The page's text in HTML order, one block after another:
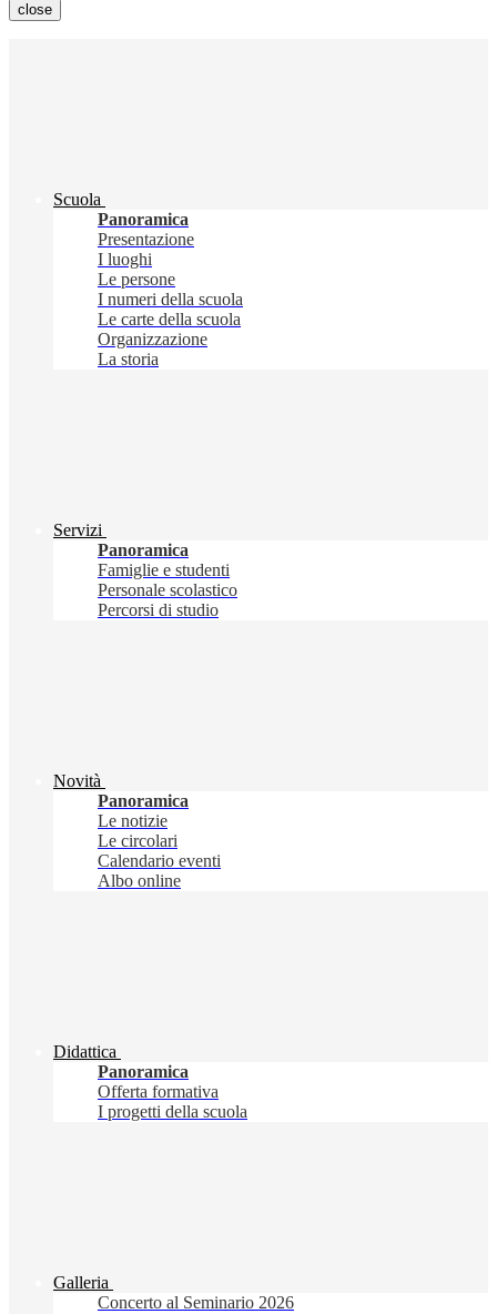
close
Scuola
Panoramica
Presentazione
I luoghi
Le persone
I numeri della scuola
Le carte della scuola
Organizzazione
La storia
Servizi
Panoramica
Famiglie e studenti
Personale scolastico
Percorsi di studio
Novità
Panoramica
Le notizie
Le circolari
Calendario eventi
Albo online
Didattica
Panoramica
Offerta formativa
I progetti della scuola
Galleria
Concerto al Seminario 2026